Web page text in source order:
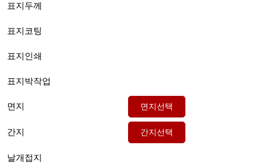
표지두께
표지코팅
표지인쇄
표지박작업
면지
간지
날개접지